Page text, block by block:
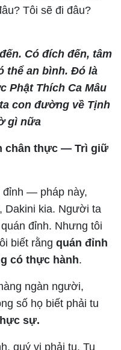
Tôi sẽ đi đâu?
Có đích đến, tâm
thể an bình. Đó là
Phật Thích Ca Mâu
con đường về Tịnh
gì nữa
chân thực — Trì giữ
đỉnh — pháp này,
Dakini kia. Người ta
đỉnh. Nhưng tôi
biết rằng quán đỉnh
có thực hành.
ngàn người,
số họ biết phải tu
sự.
quý vị phải tu. Tu